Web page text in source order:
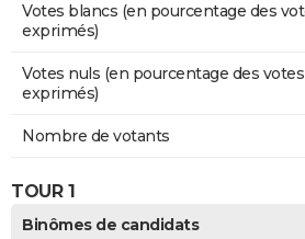
Votes blancs (en pourcentage des
exprimés)
Votes nuls (en pourcentage des votes
exprimés)
Nombre de votants
TOUR 1
Binômes de candidats